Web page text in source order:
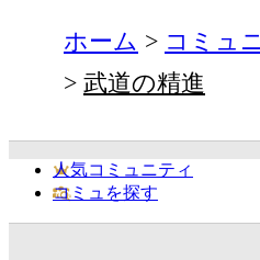
ホーム コミュ
武道の精進
人気コミュニティ
コミュを探す